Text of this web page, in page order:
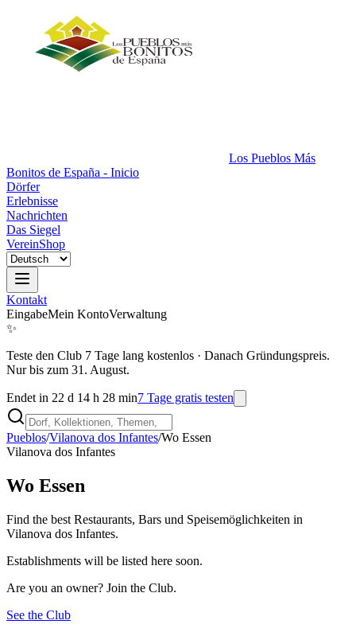
Los Pueblos Más
Bonitos de España - Inicio
Dörfer
Erlebnisse
Nachrichten
Das Siegel
VereinShop
Kontakt
EingabeMein KontoVerwaltung
✨
Teste den Club 7 Tage lang kostenlos · Danach Gründungspreis.
Nur bis zum 31. August.
Endet in 22 d 14 h 28 min7 Tage gratis testen
Pueblos/Vilanova dos Infantes/Wo Essen
Vilanova dos Infantes
Wo Essen
Find the best Restaurants, Bars und Speisemöglichkeiten in
Vilanova dos Infantes.
Establishments will be listed here soon.
Are you an owner? Join the Club.
See the Club